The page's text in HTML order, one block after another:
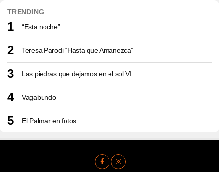
TRENDING
“Esta noche”
Teresa Parodi “Hasta que Amanezca”
Las piedras que dejamos en el sol VI
Vagabundo
El Palmar en fotos